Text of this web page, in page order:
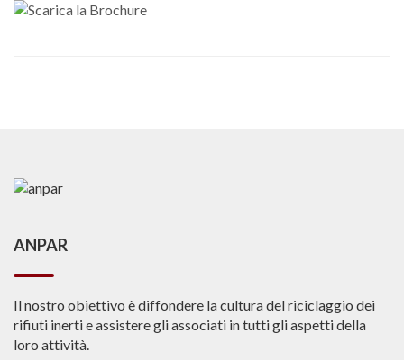
ANPAR
Il nostro obiettivo è diffondere la cultura del riciclaggio dei
rifiuti inerti e assistere gli associati in tutti gli aspetti della
loro attività.